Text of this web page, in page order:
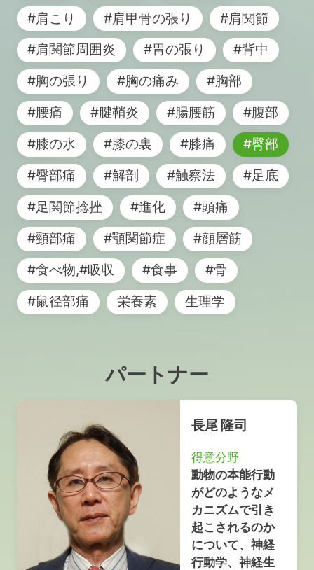
#肩こり
#肩甲骨の張り
#肩関節
#肩関節周囲炎
#胃の張り
#背中
#胸の張り
#胸の痛み
#胸部
#腰痛
#腱鞘炎 #腸腰筋
#腹部
#膝の水
#膝の裏 #膝痛
#臀部
#臀部痛
#解剖 #触察法
#足底
#足関節捻挫
#進化
#頭痛
#頸部痛
#顎関節症
#顔層筋
#食べ物,#吸収
#食事
#骨
#鼠径部痛
栄養素 生理学
パートナー
長尾 隆司
得意分野
動物の本能行動
がどのようなメ
カニズムで引き
起こされるのか
について、神経
行動学、神経生